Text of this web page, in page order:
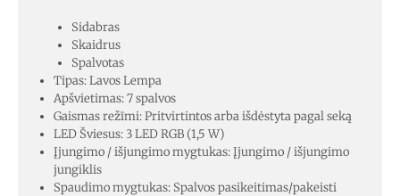
Sidabras
Skaidrus
Spalvotas
Tipas: Lavos Lempa
Apšvietimas: 7 spalvos
Gaismas režīmi: Pritvirtintos arba išdėstyta pagal seką
LED Šviesus: 3 LED RGB (1,5 W)
Įjungimo / išjungimo mygtukas: Įjungimo / išjungimo
jungiklis
Spaudimo mygtukas: Spalvos pasikeitimas/pakeisti